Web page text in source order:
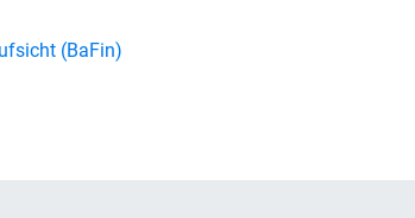
(BaFin)